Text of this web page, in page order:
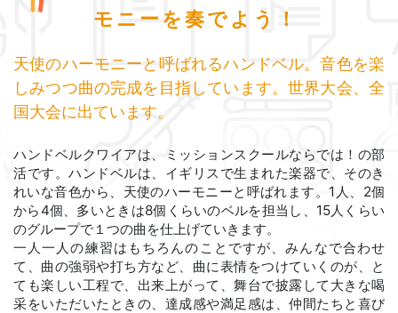
モニーを奏でよう！
天使のハーモニーと呼ばれるハンドベル。音色を楽
しみつつ曲の完成を目指しています。世界大会、全
国大会に出ています。
ハンドベルクワイアは、ミッションスクールならでは！の部
活です。ハンドベルは、イギリスで生まれた楽器で、そのき
れいな音色から、天使のハーモニーと呼ばれます。1人、2個
から4個、多いときは8個くらいのベルを担当し、15人くらい
のグループで１つの曲を仕上げていきます。
一人一人の練習はもちろんのことですが、みんなで合わせ
て、曲の強弱や打ち方など、曲に表情をつけていくのが、と
ても楽しい工程で、出来上がって、舞台で披露して大きな喝
采をいただいたときの、達成感や満足感は、仲間たちと喜び